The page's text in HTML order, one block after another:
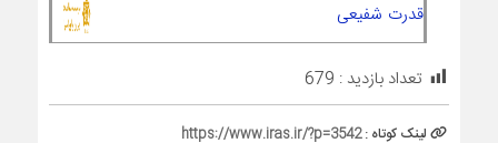
قدرت شفیعی
تعداد بازدید : 679
لینک کوتاه :https://www.iras.ir/?p=3542